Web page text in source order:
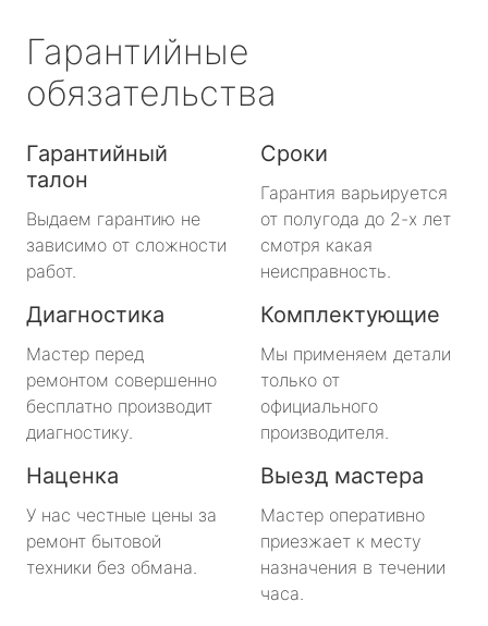
Гарантийные
обязательства
Гарантийный
талон
Выдаем гарантию не
зависимо от сложности
работ.
Сроки
Гарантия варьируется
от полугода до 2-х лет
смотря какая
неисправность.
Диагностика
Мастер перед
ремонтом совершенно
бесплатно производит
диагностику.
Комплектующие
Мы применяем детали
только от
официального
производителя.
Наценка
У нас честные цены за
ремонт бытовой
техники без обмана.
Выезд мастера
Мастер оперативно
приезжает к месту
назначения в течении
часа.